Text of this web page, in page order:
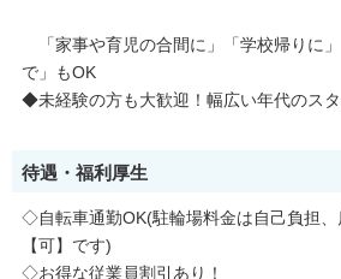
「家事や育児の合間に」「学校帰りに
で」もOK
◆未経験の方も大歓迎！幅広い年代のスタ
待遇・福利厚生
◇自転車通勤OK(駐輪場料金は自己負担、
【可】です)
◇お得な従業員割引あり！